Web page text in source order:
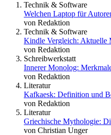
Technik & Software
Welchen Laptop für
von Redaktion
Technik & Software
Kindle Vergleich:
von Redaktion
Schreibwerkstatt
Innerer Monolog:
von Redaktion
Literatur
Kafkaesk: Definition und
von Redaktion
Literatur
Griechische Mythologie:
von Christian Unger